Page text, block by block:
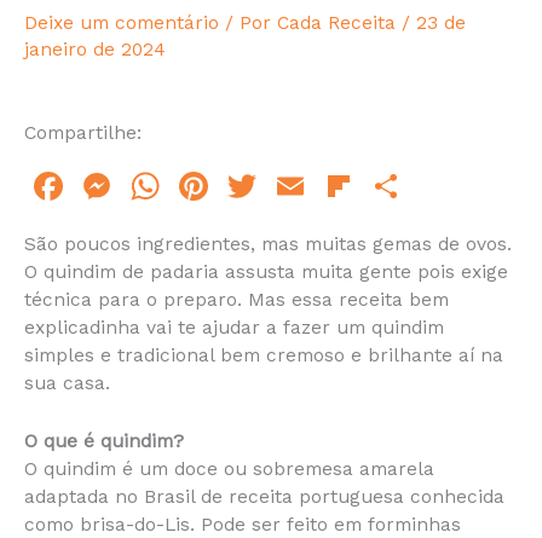
Deixe um comentário / Por Cada Receita / 23 de
janeiro de 2024
Compartilhe:
F
c
e
b
o
k
M
s
s
e
er
W
at
s
A
Pi
te
re
st
T
itt
er
E
m
ai
l
Fl
b
o
ar
ar
e
São poucos ingredientes, mas muitas gemas de ovos.
O quindim de padaria assusta muita gente pois exige
técnica para o preparo. Mas essa receita bem
explicadinha vai te ajudar a fazer um quindim
simples e tradicional bem cremoso e brilhante aí na
sua casa.
O que é quindim?
O quindim é um doce ou sobremesa amarela
adaptada no Brasil de receita portuguesa conhecida
como brisa-do-Lis. Pode ser feito em forminhas